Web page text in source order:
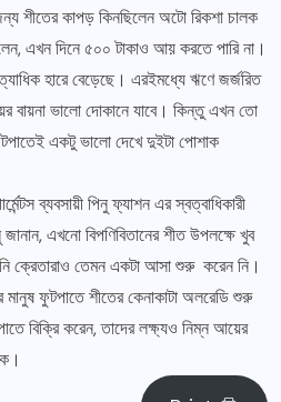
শীতের কাপড় কিনছিলেন অটো রিকশা চালক
এখন দিনে ৫০০ টাকাও আয় করতে পারি না।
হারে বেড়েছে। এরইমধ্যে ঋণে জর্জরিত
বায়না ভালো দোকানে যাবে। কিন্তু এখন তো
একটু ভালো দেখে দুইটা পোশাক
ব্যবসায়ী পিনু ফ্যাশন এর স্বত্বাধিকারী
এখনো বিপণিবিতানের শীত উপলক্ষে খুব
ক্রেতারাও তেমন একটা আসা শুরু করেন নি।
ফুটপাতে শীতের কেনাকাটা অলরেডি শুরু
বিক্রি করেন, তাদের লক্ষ্যও নিম্ন আয়ের